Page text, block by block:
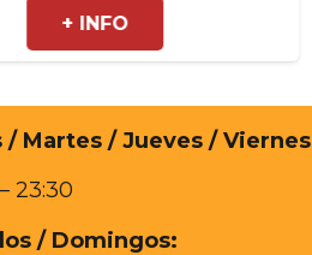
/ Martes / Jueves / Viernes
23:30
/ Domingos: